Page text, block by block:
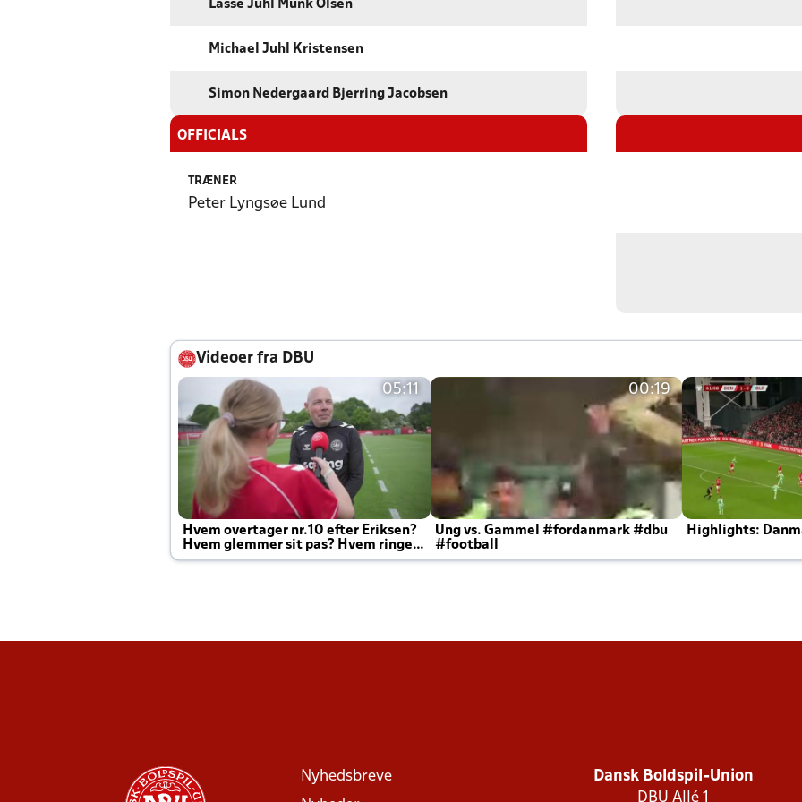
Lasse Juhl Munk Olsen
Michael Juhl Kristensen
Simon Nedergaard Bjerring Jacobsen
OFFICIALS
TRÆNER
Peter Lyngsøe Lund
Videoer fra DBU
05:11
Hvem overtager nr.10 efter Eriksen?
Hvem glemmer sit pas? Hvem ringer
Joachim altid til efter kampe?
00:19
Ung vs. Gammel #fordanmark #dbu
#football
Highlights:
Nyhedsbreve
Dansk Boldspil-Union
DBU Allé 1